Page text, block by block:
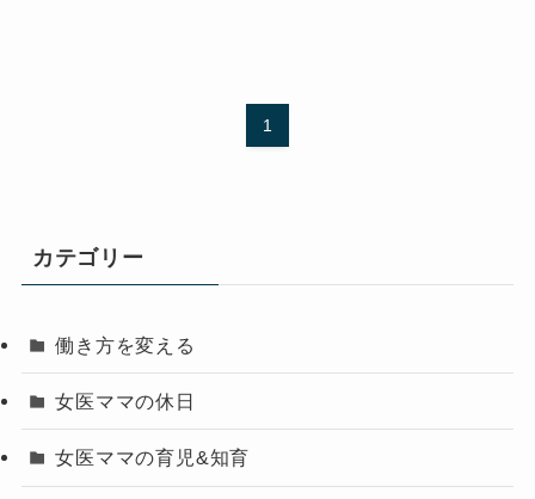
1
カテゴリー
働き方を変える
女医ママの休日
女医ママの育児&知育